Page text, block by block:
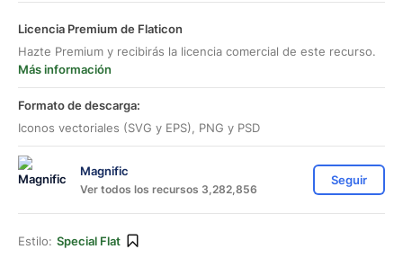
Licencia Premium de Flaticon
Hazte Premium y recibirás la licencia comercial de este recurso.
Más información
Formato de descarga:
Iconos vectoriales (SVG y EPS), PNG y PSD
Magnific
Ver todos los recursos 3,282,856
Seguir
Estilo: Special Flat